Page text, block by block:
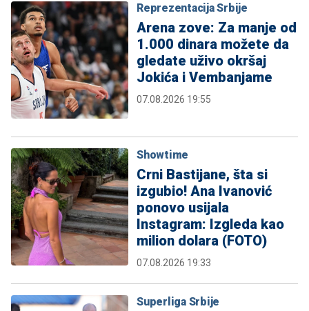
Reprezentacija Srbije
Arena zove: Za manje od
1.000 dinara možete da
gledate uživo okršaj
Jokića i Vembanjame
07.08.2026 19:55
Showtime
Crni Bastijane, šta si
izgubio! Ana Ivanović
ponovo usijala
Instagram: Izgleda kao
milion dolara (FOTO)
07.08.2026 19:33
Superliga Srbije